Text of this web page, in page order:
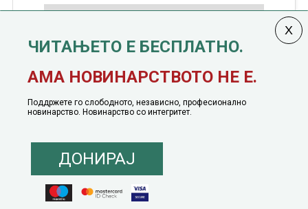
јануари, 1991 година
© 2016 - 2026 Сакам Да Кажам. Сите права задржани |
Понуда за политичко рекламирање
Политика на инклузија
Кодекс на однесување
ЧИТАЊЕТО Е БЕСПЛАТНО.
АМА НОВИНАРСТВОТО НЕ Е.
Поддржете го слободното, независно, професионално
новинарство. Новинарство со интегритет.
ДОНИРАЈ